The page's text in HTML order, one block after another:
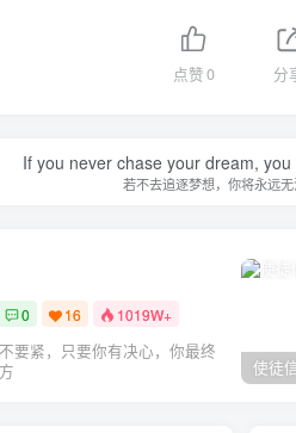
点赞0 分
If you never chase your dream,
若不去追逐梦想，你将永远
0 16 1019W+
要紧，只要你有决心，你最终
使徒